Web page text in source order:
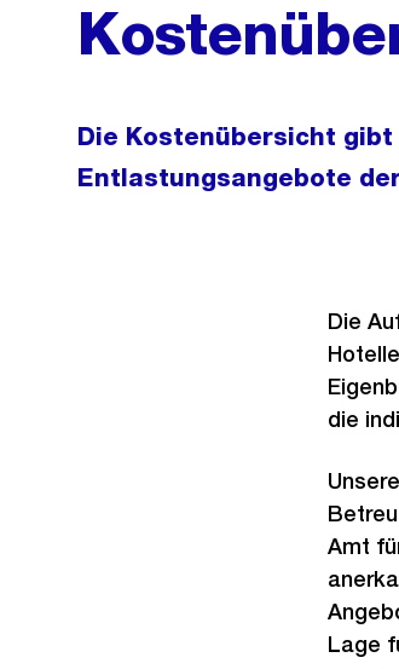
Die Kostenübersicht
Entlastungsangebote
Die
die
Amt
Lage